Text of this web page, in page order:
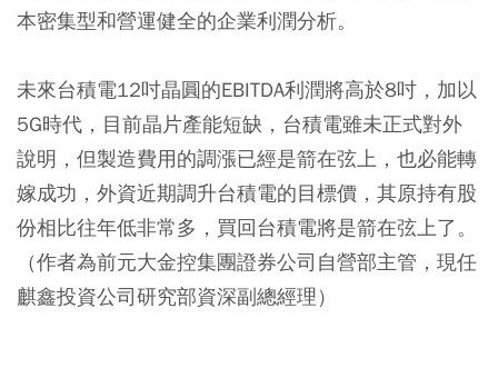
本密集型和營運健全的企業利潤分析。
未來台積電12吋晶圓的EBITDA利潤將高於8吋，加以
5G時代，目前晶片產能短缺，台積電雖未正式對外
說明，但製造費用的調漲已經是箭在弦上，也必能轉
嫁成功，外資近期調升台積電的目標價，其原持有股
份相比往年低非常多，買回台積電將是箭在弦上了。
（作者為前元大金控集團證券公司自營部主管，現任
麒鑫投資公司研究部資深副總經理）